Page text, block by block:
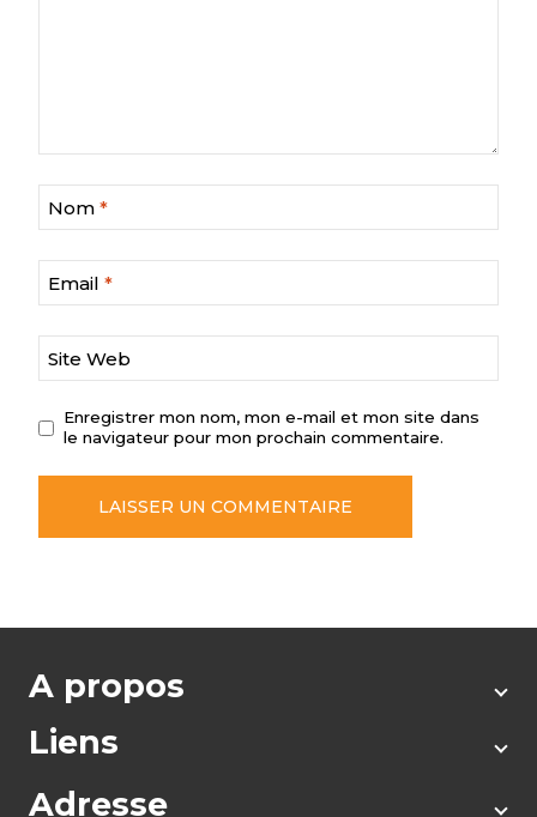
Nom *
Email *
Site Web
Enregistrer mon nom, mon e-mail et mon site dans
le navigateur pour mon prochain commentaire.
A propos
Liens
Adresse